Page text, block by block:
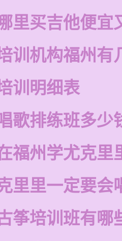
里买吉他便宜
训机构福州有
训明细表
歌排练班多少
福州学尤克里
里里一定要会
筝培训班有哪